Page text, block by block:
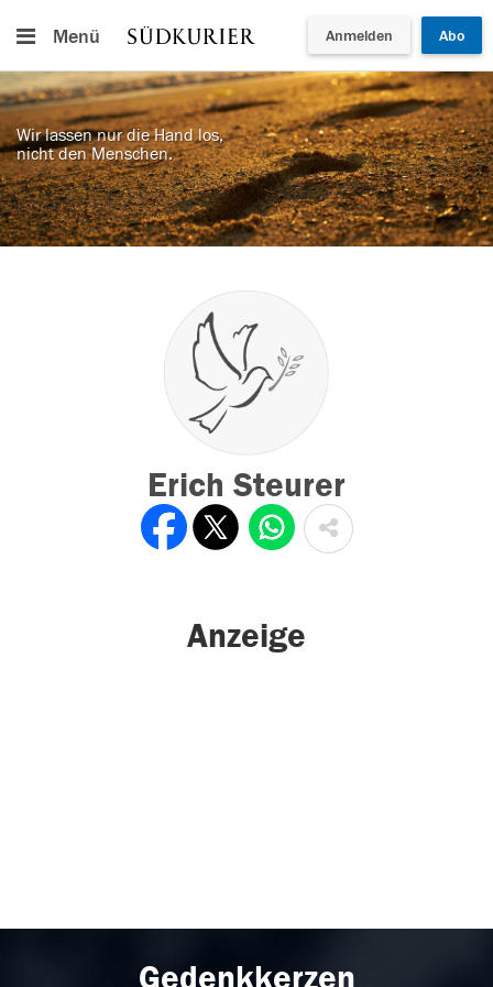
Menü Anmelden Abo
Wir lassen nur die Hand los,
nicht den Menschen.
Erich Steurer
Anzeige
Gedenkkerzen